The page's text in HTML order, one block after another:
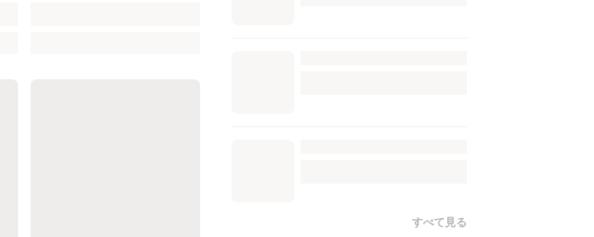
すべて見る